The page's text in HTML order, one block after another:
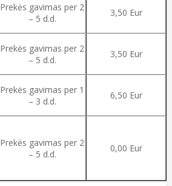
Prekės gavimas per 2
– 5 d.d.
3,50 Eur
Prekės gavimas per 2
– 5 d.d.
3,50 Eur
Prekės gavimas per 1
– 3 d.d.
6,50 Eur
Prekės gavimas per 2
– 5 d.d.
0,00 Eur